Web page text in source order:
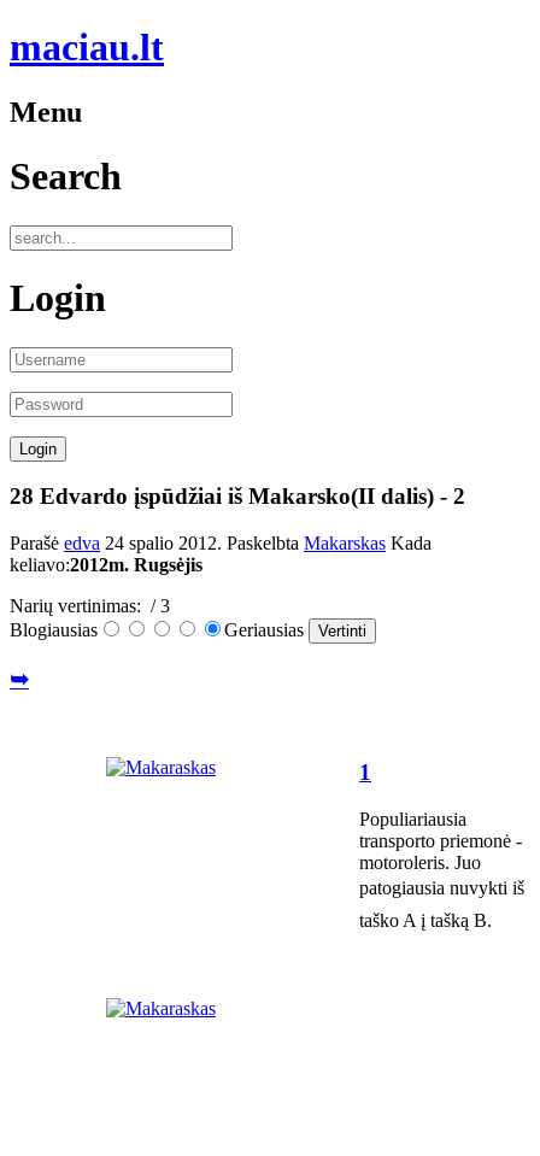
maciau.lt
Menu
Search
Login
28 Edvardo įspūdžiai iš Makarsko(II dalis) - 2
Parašė edva 24 spalio 2012. Paskelbta Makarskas Kada
keliavo:2012m. Rugsėjis
Narių vertinimas: / 3
Blogiausias
Geriausias
➥
1
Populiariausia
transporto priemonė -
motoroleris. Juo
patogiausia nuvykti iš
taško A į tašką B.